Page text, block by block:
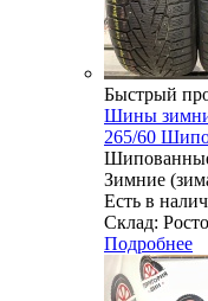
Быстрый
Шины
265/60
Зимние
Есть в
Склад:
Подробнее